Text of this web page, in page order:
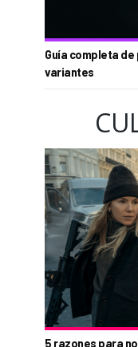
Guía completa
variantes
5 razones para